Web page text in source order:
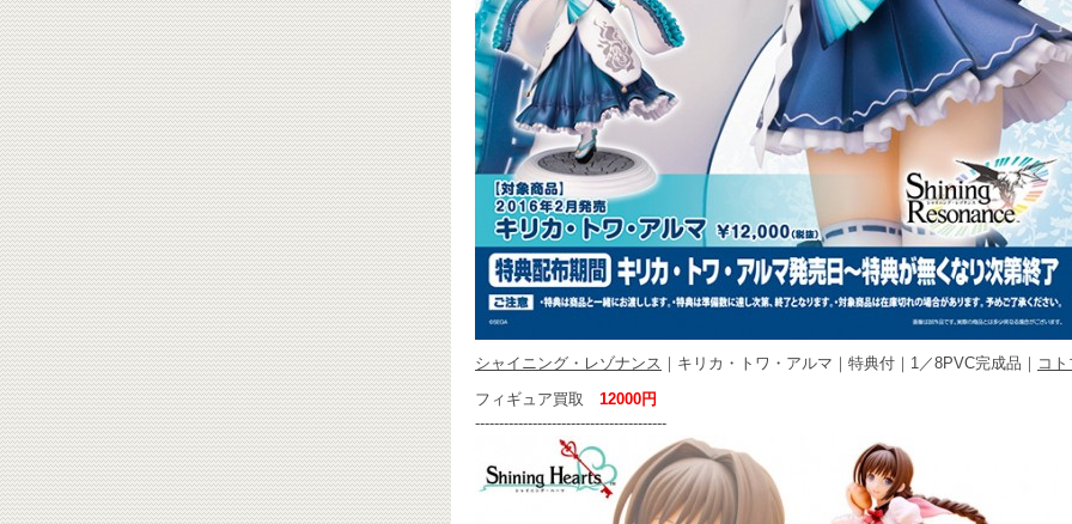
シャイニング・レゾナンス ｜キリカ・トワ・アルマ｜特典付｜1／8PVC完成品｜ コ
フィギュア買取 12000円
----------------------------------------